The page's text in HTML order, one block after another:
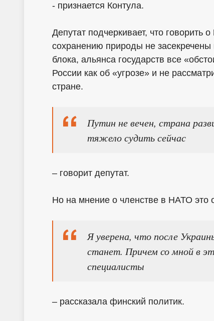
- признается Контула.
Депутат подчеркивает, что
сохранению природы не
блока, альянса государств все
России как об «угрозе» и не
стране.
Путин не вечен, страна
тяжело судить сейчас
– говорит депутат.
Но на мнение о членстве в НАТО это
Я уверена, что после
станет. Причем со мной в
специалисты
– рассказала финский политик.